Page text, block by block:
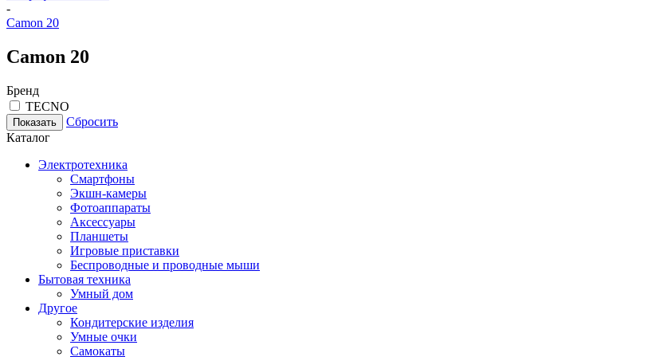
-
Camon 20
Camon 20
Бренд
TECNO
Показать
Сбросить
Каталог
Электротехника
Смартфоны
Экшн-камеры
Фотоаппараты
Аксессуары
Планшеты
Игровые приставки
Беспроводные и проводные мыши
Бытовая техника
Умный дом
Другое
Кондитерские изделия
Умные очки
Самокаты